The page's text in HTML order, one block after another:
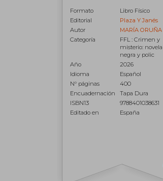
Formato
Libro Físico
Editorial
Plaza Y Janés
Autor
MARÍA ORUÑA
Categoría
FFL : Crimen y
misterio: novela
negra y polic
Año
2026
Idioma
Español
N° páginas
400
Encuadernación
Tapa Dura
ISBN13
9788401038631
Editado en
España